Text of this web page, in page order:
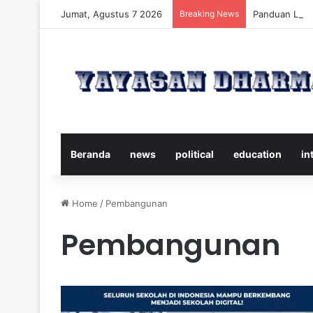
Jumat, Agustus 7 2026 Breaking News Panduan
Beranda news political education
Home / Pembangunan
Pembangunan